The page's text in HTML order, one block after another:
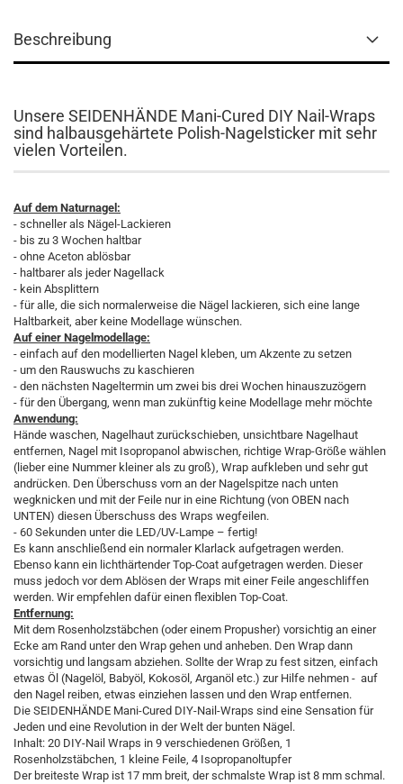
Beschreibung
Unsere SEIDENHÄNDE Mani-Cured DIY Nail-Wraps
sind halbausgehärtete Polish-Nagelsticker mit sehr
vielen Vorteilen.
Auf dem Naturnagel:
- schneller als Nägel-Lackieren
- bis zu 3 Wochen haltbar
- ohne Aceton ablösbar
- haltbarer als jeder Nagellack
- kein Absplittern
- für alle, die sich normalerweise die Nägel lackieren, sich eine lange
Haltbarkeit, aber keine Modellage wünschen.
Auf einer Nagelmodellage:
- einfach auf den modellierten Nagel kleben, um Akzente zu setzen
- um den Rauswuchs zu kaschieren
- den nächsten Nageltermin um zwei bis drei Wochen hinauszuzögern
- für den Übergang, wenn man zukünftig keine Modellage mehr möchte
Anwendung:
Hände waschen, Nagelhaut zurückschieben, unsichtbare Nagelhaut
entfernen, Nagel mit Isopropanol abwischen, richtige Wrap-Größe wählen
(lieber eine Nummer kleiner als zu groß), Wrap aufkleben und sehr gut
andrücken. Den Überschuss vorn an der Nagelspitze nach unten
wegknicken und mit der Feile nur in eine Richtung (von OBEN nach
UNTEN) diesen Überschuss des Wraps wegfeilen.
- 60 Sekunden unter die LED/UV-Lampe – fertig!
Es kann anschließend ein normaler Klarlack aufgetragen werden.
Ebenso kann ein lichthärtender Top-Coat aufgetragen werden. Dieser
muss jedoch vor dem Ablösen der Wraps mit einer Feile angeschliffen
werden. Wir empfehlen dafür einen flexiblen Top-Coat.
Entfernung:
Mit dem Rosenholzstäbchen (oder einem Propusher) vorsichtig an einer
Ecke am Rand unter den Wrap gehen und anheben. Den Wrap dann
vorsichtig und langsam abziehen. Sollte der Wrap zu fest sitzen, einfach
etwas Öl (Nagelöl, Babyöl, Kokosöl, Arganöl etc.) zur Hilfe nehmen - auf
den Nagel reiben, etwas einziehen lassen und den Wrap entfernen.
Die SEIDENHÄNDE Mani-Cured DIY-Nail-Wraps sind eine Sensation für
Jeden und eine Revolution in der Welt der bunten Nägel.
Inhalt: 20 DIY-Nail Wraps in 9 verschiedenen Größen, 1
Rosenholzstäbchen, 1 kleine Feile, 4 Isopropanoltupfer
Der breiteste Wrap ist 17 mm breit, der schmalste Wrap ist 8 mm schmal.